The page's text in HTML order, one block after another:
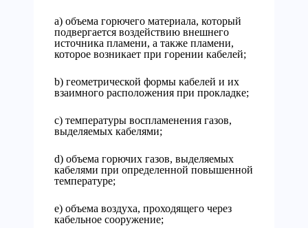
a) объема горючего материала, который
подвергается воздействию внешнего
источника пламени, а также пламени,
которое возникает при горении кабелей;
b) геометрической формы кабелей и их
взаимного расположения при прокладке;
c) температуры воспламенения газов,
выделяемых кабелями;
d) объема горючих газов, выделяемых
кабелями при определенной повышенной
температуре;
e) объема воздуха, проходящего через
кабельное сооружение;